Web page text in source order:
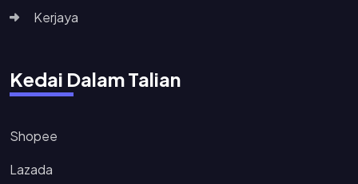
Kerjaya
Kedai Dalam Talian
Shopee
Lazada